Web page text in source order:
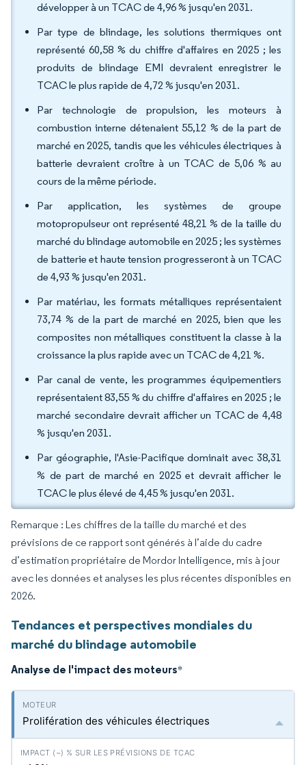
développer à un TCAC de 4,96 % jusqu'en 2031.
Par type de blindage, les solutions thermiques ont
représenté 60,58 % du chiffre d'affaires en 2025 ; les
produits de blindage EMI devraient enregistrer le
TCAC le plus rapide de 4,72 % jusqu'en 2031.
Par technologie de propulsion, les moteurs à
combustion interne détenaient 55,12 % de la part de
marché en 2025, tandis que les véhicules électriques à
batterie devraient croître à un TCAC de 5,06 % au
cours de la même période.
Par application, les systèmes de groupe
motopropulseur ont représenté 48,21 % de la taille du
marché du blindage automobile en 2025 ; les systèmes
de batterie et haute tension progresseront à un TCAC
de 4,93 % jusqu'en 2031.
Par matériau, les formats métalliques représentaient
73,74 % de la part de marché en 2025, bien que les
composites non métalliques constituent la classe à la
croissance la plus rapide avec un TCAC de 4,21 %.
Par canal de vente, les programmes équipementiers
représentaient 83,55 % du chiffre d'affaires en 2025 ; le
marché secondaire devrait afficher un TCAC de 4,48
% jusqu'en 2031.
Par géographie, l'Asie-Pacifique dominait avec 38,31
% de part de marché en 2025 et devrait afficher le
TCAC le plus élevé de 4,45 % jusqu'en 2031.
Remarque : Les chiffres de la taille du marché et des
prévisions de ce rapport sont générés à l’aide du cadre
d’estimation propriétaire de Mordor Intelligence, mis à jour
avec les données et analyses les plus récentes disponibles en
2026.
Tendances et perspectives mondiales du
marché du blindage automobile
Analyse de l'impact des moteurs*
Prolifération des véhicules électriques